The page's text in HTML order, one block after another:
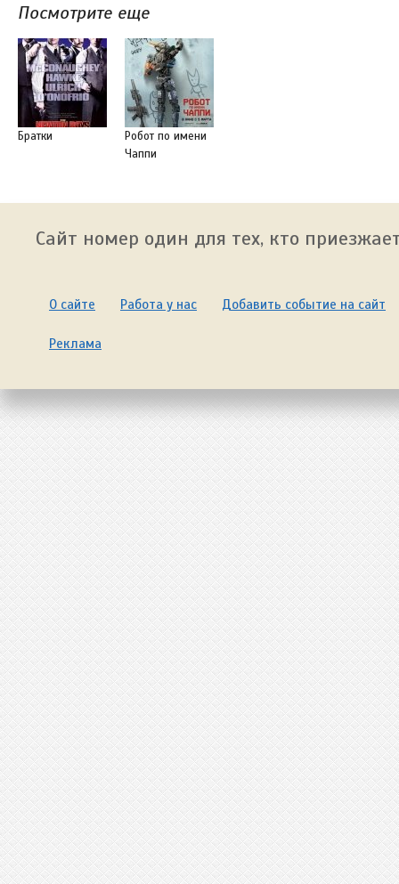
Посмотрите еще
Братки
Робот по имени
Чаппи
Сайт номер один для тех, кто
О сайте Работа у нас Добавить событие на сайт
Реклама